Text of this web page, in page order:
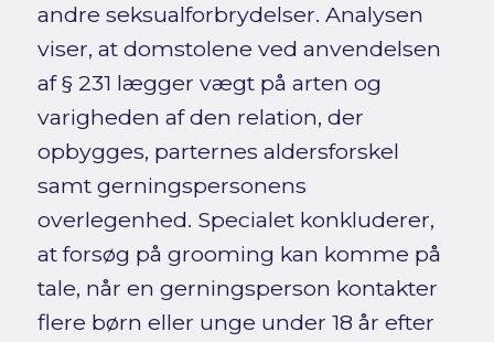
andre seksualforbrydelser. Analysen
viser, at domstolene ved anvendelsen
af § 231 lægger vægt på arten og
varigheden af den relation, der
opbygges, parternes aldersforskel
samt gerningspersonens
overlegenhed. Specialet konkluderer,
at forsøg på grooming kan komme på
tale, når en gerningsperson kontakter
flere børn eller unge under 18 år efter